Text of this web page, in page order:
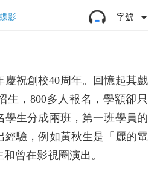
影 字號
慶祝創校40周年。回憶起其戲
生，800多人報名，學額卻只
學生分成兩班，第一班學員的
經驗，例如黃秋生是「麗的電
曾在影視圈演出。